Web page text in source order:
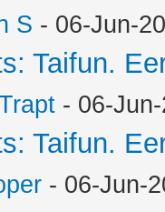
S - 06-Jun-
Taifun.
- 06-
Taifun.
- 06-Jun-